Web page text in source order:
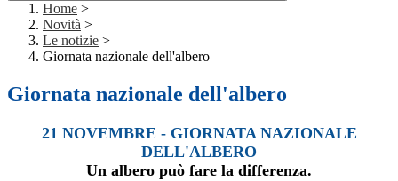
Home >
Novità >
Le notizie >
Giornata nazionale dell'albero
Giornata nazionale dell'albero
21 NOVEMBRE - GIORNATA NAZIONALE
DELL'ALBERO
Un albero può fare la differenza.